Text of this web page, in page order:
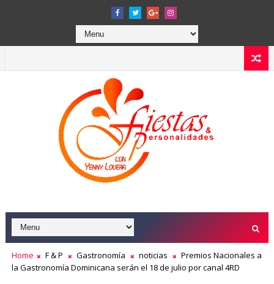
Home F & P Gastronomía noticias
Premios Nacionales a
la Gastronomía Dominicana serán el 18 de julio por canal 4RD